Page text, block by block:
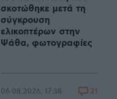
σκοτώθηκε μετά τη
σύγκρουση
ελικοπτέρων στην
Ψάθα, φωτογραφίες
06.08.2026, 17:38 21